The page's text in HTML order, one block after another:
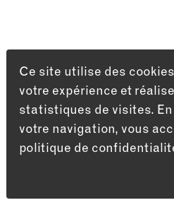
Ce site utilise des
votre expérience et
statistiques de visites.
votre navigation, vous
politique de